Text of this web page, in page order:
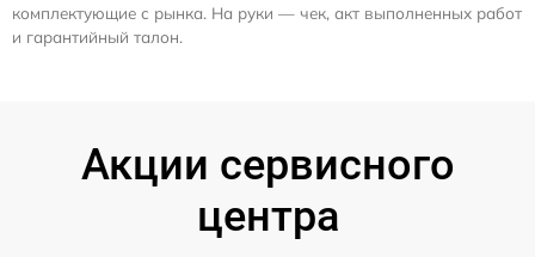
комплектующие с рынка. На руки — чек, акт выполненных работ
и гарантийный талон.
Акции сервисного
центра